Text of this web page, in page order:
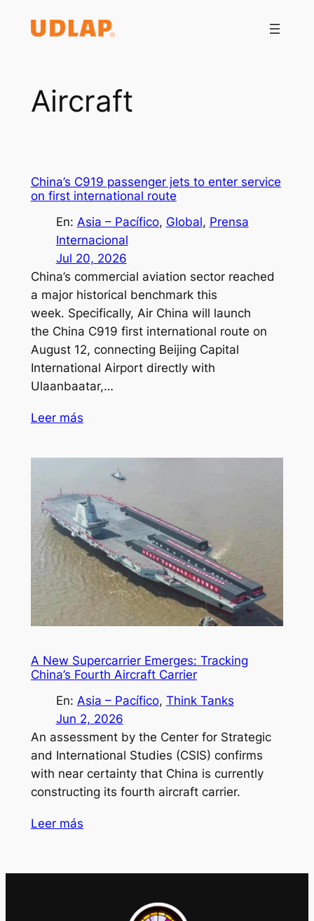
Aircraft
China’s C919 passenger jets to enter service
on first international route
En: Asia – Pacífico, Global, Prensa
Internacional
Jul 20, 2026
China’s commercial aviation sector reached
a major historical benchmark this
week. Specifically, Air China will launch
the China C919 first international route on
August 12, connecting Beijing Capital
International Airport directly with
Ulaanbaatar,…
Leer más
A New Supercarrier Emerges: Tracking
China’s Fourth Aircraft Carrier
En: Asia – Pacífico, Think Tanks
Jun 2, 2026
An assessment by the Center for Strategic
and International Studies (CSIS) confirms
with near certainty that China is currently
constructing its fourth aircraft carrier.
Leer más